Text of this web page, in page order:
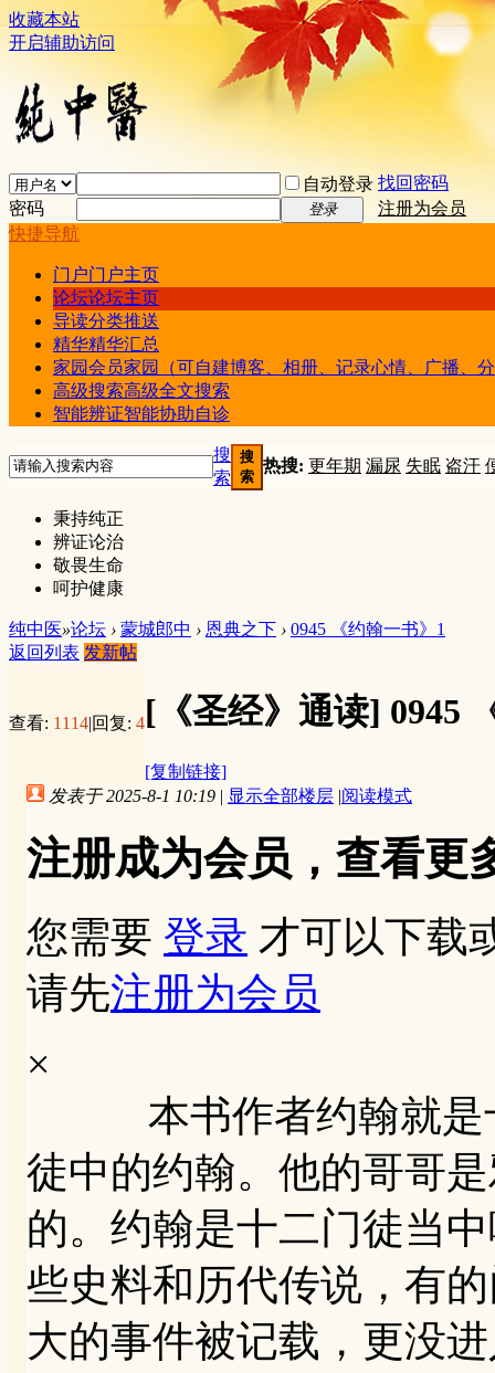
收藏本站
开启辅助访问
自动登录 找回密码
密码
登录
注册为会员
快捷导航
门户门户主页
论坛论坛主页
导读分类推送
精华精华汇总
家园会员家园（可自建博客、相册、记录心情、广播、
高级搜索高级全文搜索
智能辨证智能协助自诊
搜
索
搜
索
热搜: 更年期 漏尿 失眠 盗汗
秉持纯正
辨证论治
敬畏生命
呵护健康
纯中医»论坛 › 蒙城郎中 › 恩典之下 › 0945 《约翰一书》1
返回列表 发新帖
查看: 1114|回复: 4[《圣经》通读] 0945
[复制链接]
发表于 2025-8-1 10:19 | 显示全部楼层 |阅读模式
注册成为会员，查看更
您需要 登录 才可以下载
请先注册为会员
×
本书作者约翰就是十
徒中的约翰。他的哥哥
的。约翰是十二门徒当
些史料和历代传说，有
大的事件被记载，更没